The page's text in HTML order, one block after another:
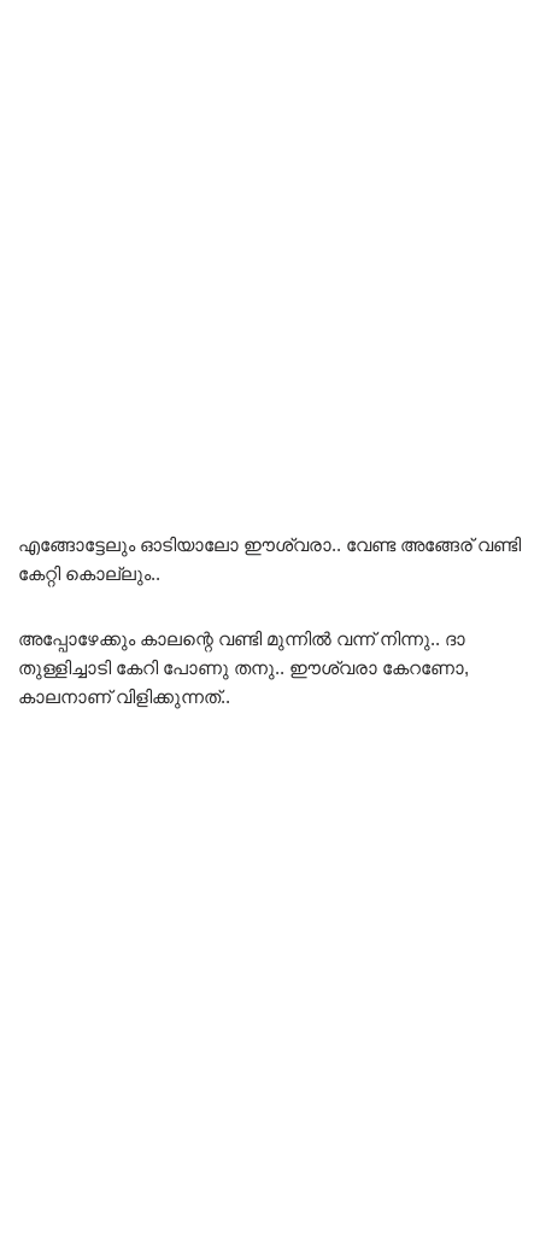
എങ്ങോട്ടേലും ഓടിയാലോ ഈശ്വരാ.. വേണ്ട അങ്ങേര് വണ്ടി
കേറ്റി കൊല്ലും..
അപ്പോഴേക്കും കാലന്റെ വണ്ടി മുന്നിൽ വന്ന് നിന്നു.. ദാ
തുള്ളിച്ചാടി കേറി പോണു തനു.. ഈശ്വരാ കേറണോ,
കാലനാണ് വിളിക്കുന്നത്..